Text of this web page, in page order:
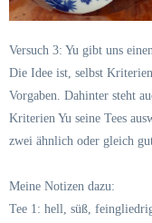
Versuch 3: Yu gibt uns
Die Idee ist, selbst
Vorgaben. Dahinter steht
Kriterien Yu seine Tees
zwei ähnlich oder gleich
Meine Notizen dazu:
Tee 1: hell, süß,